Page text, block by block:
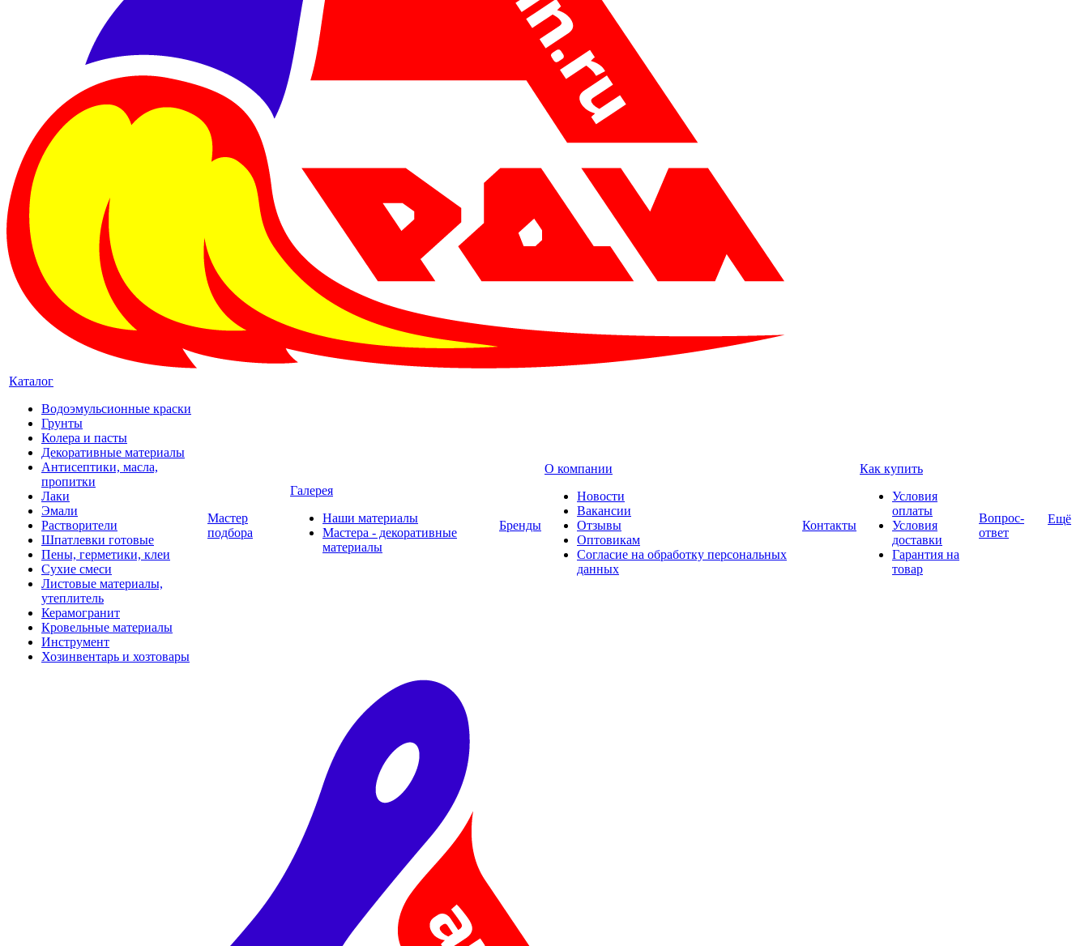
Каталог
Водоэмульсионные краски
Грунты
Колера и пасты
Декоративные материалы
Антисептики, масла,
пропитки
Лаки
Эмали
Растворители
Шпатлевки готовые
Пены, герметики, клеи
Сухие смеси
Листовые материалы,
утеплитель
Керамогранит
Кровельные материалы
Инструмент
Хозинвентарь и хозтовары
Мастер
подбора
Галерея
Наши материалы
Мастера - декоративные
материалы
Бренды
О компании
Новости
Вакансии
Отзывы
Оптовикам
Cогласие на обработку персональных
данных
Контакты
Как купить
Условия
оплаты
Условия
доставки
Гарантия на
товар
Вопрос-
ответ
Ещё